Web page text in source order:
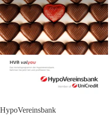
HypoVereinsbank